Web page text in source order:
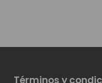
Términos y